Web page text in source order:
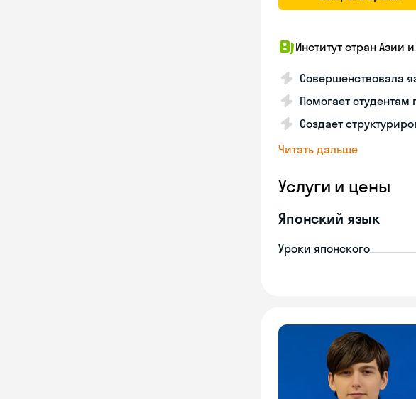
Институт стран Азии
Совершенствовала
Помогает студентам
Создает
Читать дальше
Услуги и цены
Японский язык
Уроки японского